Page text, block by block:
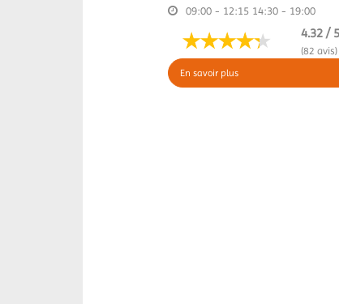
09:00 - 12:15 14:30 - 19:00
4.32 / 5
(82 avis)
En savoir plus